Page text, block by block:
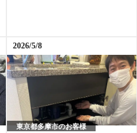
2026/5/8
東京都多摩市のお客様